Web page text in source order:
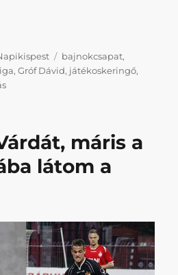
Címke
bajnokcsapat,
,Gróf Dávid, játékoskeringő,
Napikispest
máris a
látom a